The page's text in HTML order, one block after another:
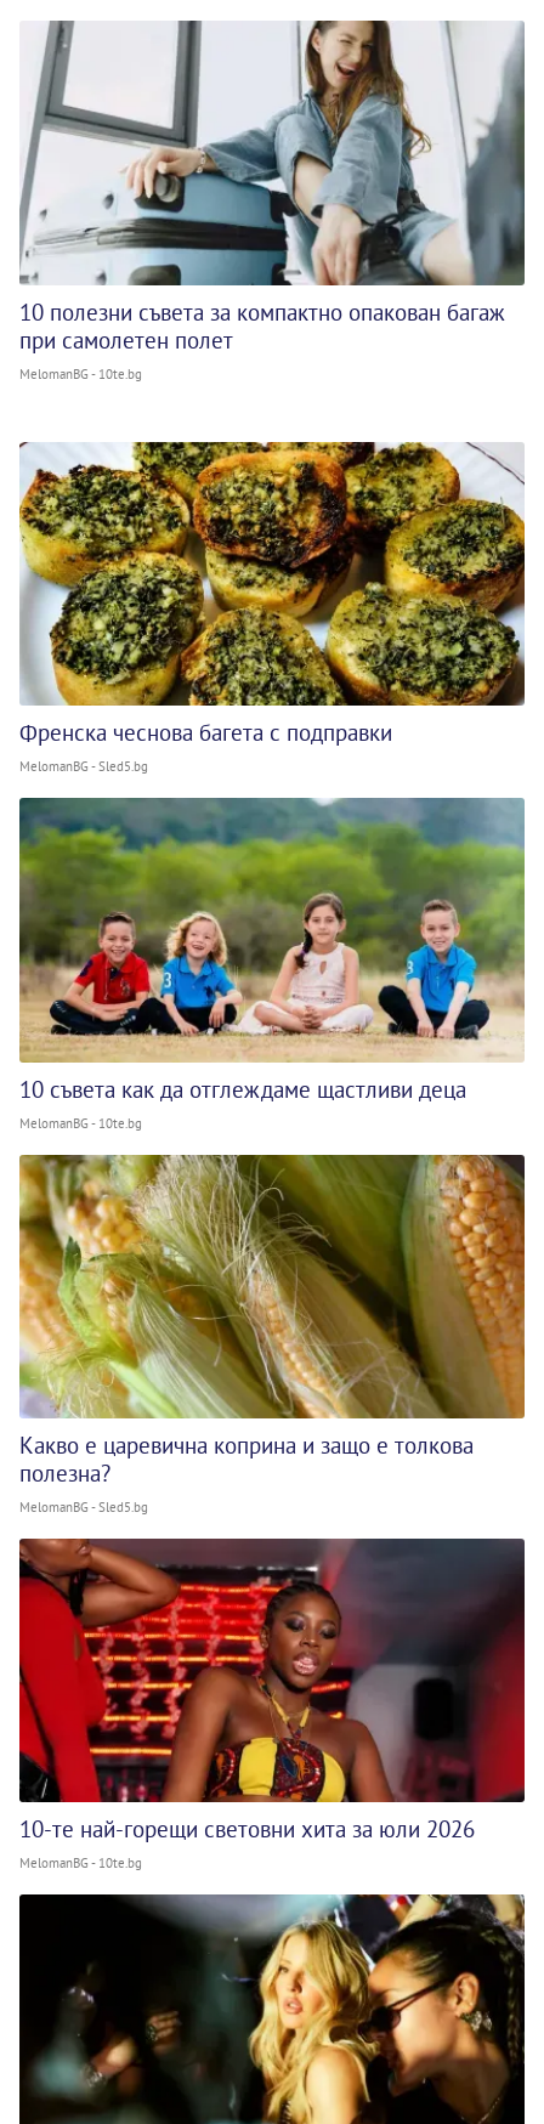
10 полезни съвета за компактно опакован багаж
при самолетен полет
MelomanBG - 10te.bg
Френска чеснова багета с подправки
MelomanBG - Sled5.bg
10 съвета как да отглеждаме щастливи деца
MelomanBG - 10te.bg
Какво е царевична коприна и защо е толкова
полезна?
MelomanBG - Sled5.bg
10-те най-горещи световни хита за юли 2026
MelomanBG - 10te.bg